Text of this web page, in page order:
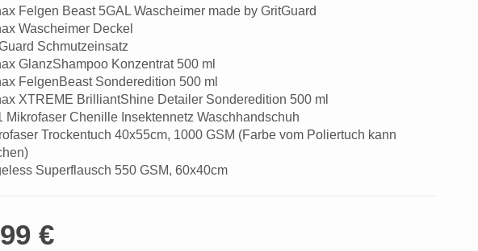
Felgen Beast 5GAL Wascheimer made by GritGuard
Wascheimer Deckel
Schmutzeinsatz
GlanzShampoo Konzentrat 500 ml
FelgenBeast Sonderedition 500 ml
XTREME BrilliantShine Detailer Sonderedition 500 ml
Mikrofaser Chenille Insektennetz Waschhandschuh
Trockentuch 40x55cm, 1000 GSM (Farbe vom Poliertuch kann
Superflausch 550 GSM, 60x40cm
€